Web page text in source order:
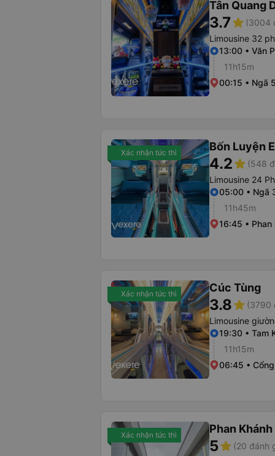
Tân Quang
3.7star (3004
Limousine 32
13:00 • Văn
11h15m
00:15 • Ngã
Xác nhận tức thì Bốn Luyện
4.2star (548
Limousine 24
05:00 • Ngã
11h45m
16:45 •
Xác nhận tức thì Cúc Tùng
3.8star (3790
Limousine
19:30 • Tam
11h15m
06:45 •
Xác nhận tức thì Phan Khánh
5star (20 đánh